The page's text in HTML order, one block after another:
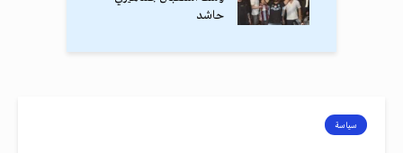
حاشد
سياسة